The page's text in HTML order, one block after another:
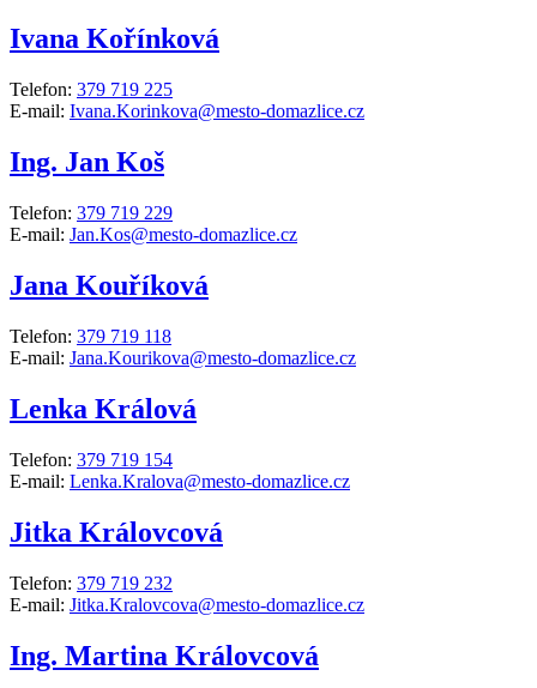
Ivana Kořínková
Telefon: 379 719 225
E-mail: Ivana.Korinkova@mesto-domazlice.cz
Ing. Jan Koš
Telefon: 379 719 229
E-mail: Jan.Kos@mesto-domazlice.cz
Jana Kouříková
Telefon: 379 719 118
E-mail: Jana.Kourikova@mesto-domazlice.cz
Lenka Králová
Telefon: 379 719 154
E-mail: Lenka.Kralova@mesto-domazlice.cz
Jitka Královcová
Telefon: 379 719 232
E-mail: Jitka.Kralovcova@mesto-domazlice.cz
Ing. Martina Královcová